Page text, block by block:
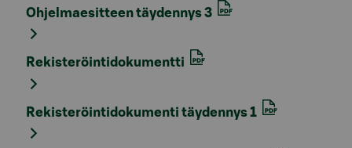
Ohjelmaesitteen täydennys 3
Rekisteröintidokumentti
Rekisteröintidokumenti täydennys 1